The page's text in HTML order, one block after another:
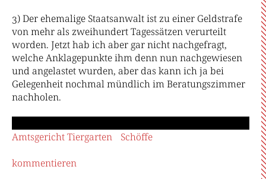
3) Der ehemalige Staatsanwalt ist zu einer Geldstrafe
von mehr als zweihundert Tagessätzen verurteilt
worden. Jetzt hab ich aber gar nicht nachgefragt,
welche Anklagepunkte ihm denn nun nachgewiesen
und angelastet wurden, aber das kann ich ja bei
Gelegenheit nochmal mündlich im Beratungszimmer
nachholen.
Amtsgericht Tiergarten Schöffe
kommentieren